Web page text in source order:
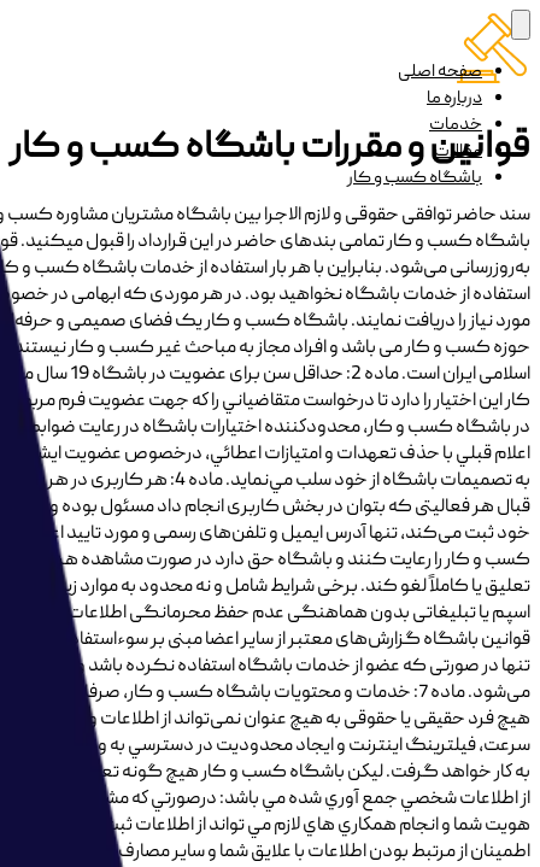
صفحه اصلی
درباره ما
خدمات
مقالات
باشگاه کسب و کار
قوانین و مقررات باشگاه کسب و کار
سند حاضر توافقی حقوقی و لازم الاجرا بین باشگاه مشتریان مشاوره
باشگاه کسب و کار تمامی بندهای حاضر در این قرارداد را قبول می­کنید.
به‌روزرسانی می‌شود. بنابراین با هر بار استفاده از خدمات باشگاه کسب و
استفاده از خدمات باشگاه نخواهید بود. در هر موردی که ابهامی در خصوص
مورد نیاز را دریافت نمایند. باشگاه کسب و کار یک فضای صمیمی و
کار اين اختيار را دارد تا درخواست متقاضياني را كه جهت عضويت فرم
در باشگاه کسب و کار، محدودكننده اختيارات باشگاه در رعايت ضوابط و
اعلام قبلي با حذف تعهدات و امتيازات اعطائي، درخصوص عضويت ايشان
به تصميمات باشگاه از خود
قبال هر فعالیتی که بتوان در بخش کاربری انجام داد مسئول بوده و این
کسب و کار را رعایت کنند و باشگاه حق دارد در صورت مشاهده هرگونه
تعلیق یا کاملاً لغو کند. برخی شرایط شامل و نه محدود به موارد زیر
اسپم یا تبلیغاتی بدون هماهنگی عدم حفظ محرمانگی اطلاعات دیگر
می‌شود. ماده 7: خدمات و محتویات باشگاه کسب و کار، صرفا
سرعت، فيلترينگ اينترنت و ايجاد محدوديت در دسترسي به وب سايت یا
از اطلاعات شخصي جمع آوري شده مي باشد: درصورتي كه مشخصات يا رمز
هويت شما و انجام همكاري هاي لازم مي تواند از اطلاعات ثبت شده استفاده
اطمينان از مرتبط بودن اطلاعات با علايق شما و ساير مصارف مجاز از